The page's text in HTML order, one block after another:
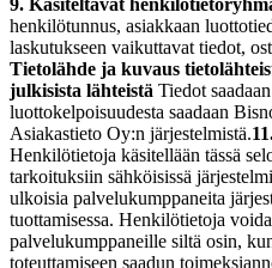
9. Käsiteltävät
henkilötunnus, asiakkaan
laskutukseen vaikuttavat tiedot,
Tietolähde ja kuvaus
julkisista lähteistä Tiedot
luottokelpoisuudesta saadaan
Asiakastieto Oy:n järjestelmistä.
Henkilötietoja käsitellään tässä
tarkoituksiin sähköisissä
ulkoisia palvelukumppaneita
tuottamisessa. Henkilötietoja
palvelukumppaneille siltä osin,
toteuttamiseen saadun